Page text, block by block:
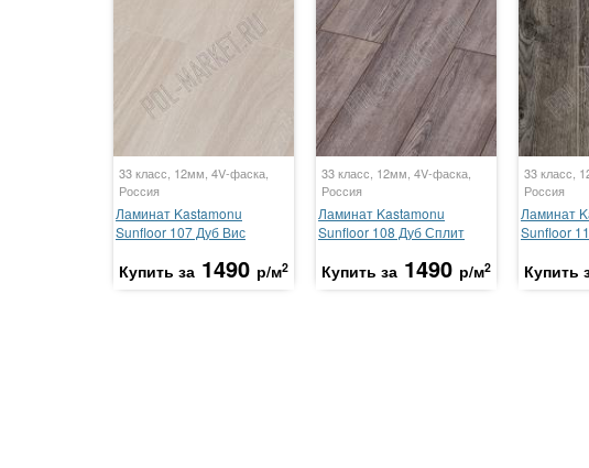
33 класс, 12мм, 4V-фаска,
Россия
Ламинат Kastamonu
Sunfloor 107 Дуб Вис
Купить за 1490 р/м2
33 класс, 12мм, 4V-фаска,
Россия
Ламинат Kastamonu
Sunfloor 108 Дуб Сплит
Купить за 1490 р/м2
33 класс,
Россия
Ламинат
Sunfloor
Купить